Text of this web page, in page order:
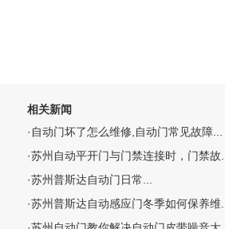
相关新闻
· 自动门坏了怎么维修,自动门常见故障...
·苏州自动平开门与门禁连接时，门禁故...
·​苏州普斯达自动门日常...
·苏州普斯达自动感应门冬季如何保养维...